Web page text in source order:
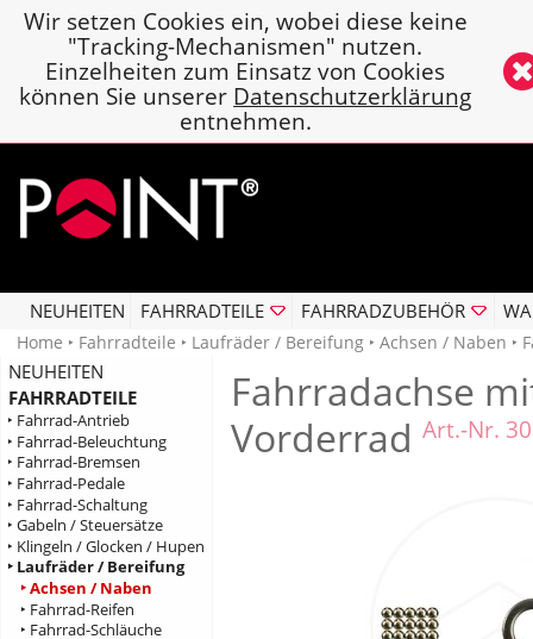
Wir setzen Cookies ein, wobei diese keine
"Tracking-Mechanismen" nutzen.
Einzelheiten zum Einsatz von Cookies
können Sie unserer Datenschutzerklärung
entnehmen.
NEUHEITEN FAHRRADTEILE FAHRRADZUBEHÖR
Home ‣ Fahrradteile ‣ Laufräder / Bereifung ‣ Achsen / Naben ‣
NEUHEITEN
FAHRRADTEILE
‣ Fahrrad-Antrieb
‣ Fahrrad-Beleuchtung
‣ Fahrrad-Bremsen
‣ Fahrrad-Pedale
‣ Fahrrad-Schaltung
‣ Gabeln / Steuersätze
‣ Klingeln / Glocken / Hupen
‣ Laufräder / Bereifung
‣ Achsen / Naben
‣ Fahrrad-Reifen
‣ Fahrrad-Schläuche
Fahrradachse
Vorderrad Art.-Nr.